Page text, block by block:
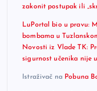
zakonit postupak ili
LuPortal bio u pravu:
bombama u
Novosti iz Vlade TK:
sigurnost učenika nije
Istraživač na Pobuna